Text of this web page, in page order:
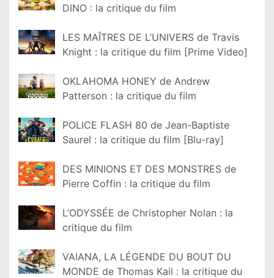
DINO : la critique du film
LES MAÎTRES DE L’UNIVERS de Travis
Knight : la critique du film [Prime Video]
OKLAHOMA HONEY de Andrew
Patterson : la critique du film
POLICE FLASH 80 de Jean-Baptiste
Saurel : la critique du film [Blu-ray]
DES MINIONS ET DES MONSTRES de
Pierre Coffin : la critique du film
L’ODYSSÉE de Christopher Nolan : la
critique du film
VAIANA, LA LÉGENDE DU BOUT DU
MONDE de Thomas Kail : la critique du